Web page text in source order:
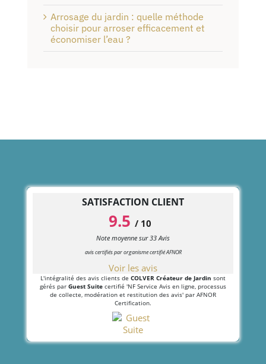
Arrosage du jardin : quelle méthode
choisir pour arroser efficacement et
économiser l’eau ?
SATISFACTION CLIENT
9.5 / 10
Note moyenne sur33 Avis
avis certifiés par organisme certifié AFNOR
Voir les avis
L'intégralité des avis clients de COLVER Créateur de Jardin sont
gérés par Guest Suite certifié 'NF Service Avis en ligne, processus
de collecte, modération et restitution des avis' par AFNOR
Certification.